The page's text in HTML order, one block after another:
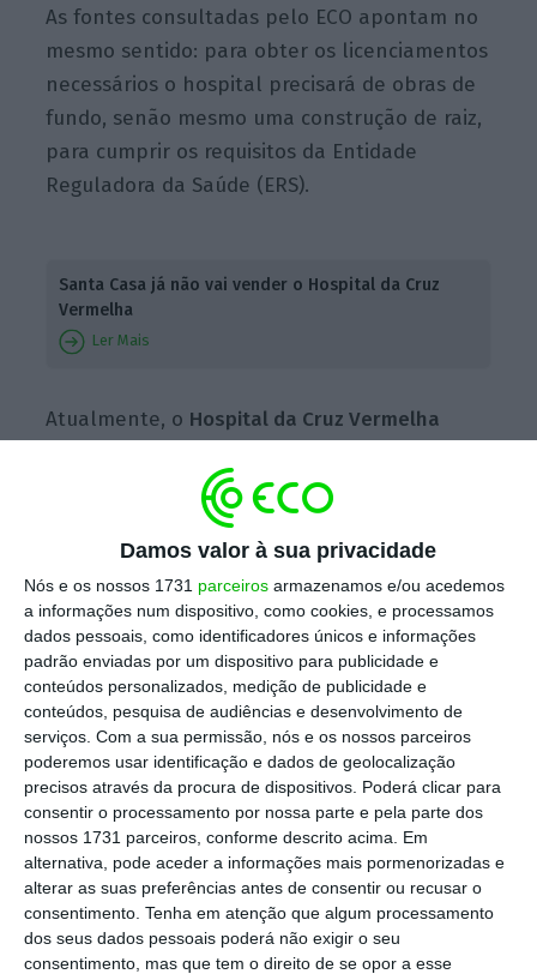
Damos valor à sua privacidade
Nós e os nossos 1731 parceiros armazenamos e/ou acedemos
a informações num dispositivo, como cookies, e processamos
dados pessoais, como identificadores únicos e informações
padrão enviadas por um dispositivo para publicidade e
conteúdos personalizados, medição de publicidade e
conteúdos, pesquisa de audiências e desenvolvimento de
serviços. Com a sua permissão, nós e os nossos parceiros
poderemos usar identificação e dados de geolocalização
precisos através da procura de dispositivos. Poderá clicar para
consentir o processamento por nossa parte e pela parte dos
nossos 1731 parceiros, conforme descrito acima. Em
alternativa, pode aceder a informações mais pormenorizadas e
alterar as suas preferências antes de consentir ou recusar o
consentimento. Tenha em atenção que algum processamento
dos seus dados pessoais poderá não exigir o seu
consentimento, mas que tem o direito de se opor a esse
As fontes consultadas pelo ECO apontam no
mesmo sentido: para obter os licenciamentos
necessários o hospital precisará de obras de
fundo, senão mesmo uma construção de raiz,
para cumprir os requisitos da Entidade
Reguladora da Saúde (ERS).
Santa Casa já não vai vender o Hospital da Cruz
Vermelha
Ler Mais
Atualmente, o Hospital da Cruz Vermelha
conforme se pode verificar através de uma
consulta ao portal do regulador. Sem o
devido licenciamento, o hospital arrisca
multas da entidade reguladora que podem ir
até à suspensão da atividade.
Contactada pelo ECO, a Parpública – que
controla 45% da sociedade gestora do
hospital; 54,79% pertencem à Santa Casa da
Misericórdia de Lisboa (SCML) – não vai além
do despacho publicado no início do ano a dar
conta do fim do processo sem a venda
adjudicada a nenhum candidato pois as
ofertas não tinham “as condições
necessárias” para proteger o “interesse